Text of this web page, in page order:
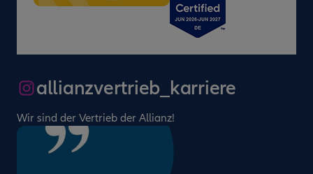
allianzvertrieb_karriere
Wir sind der Vertrieb der Allianz!